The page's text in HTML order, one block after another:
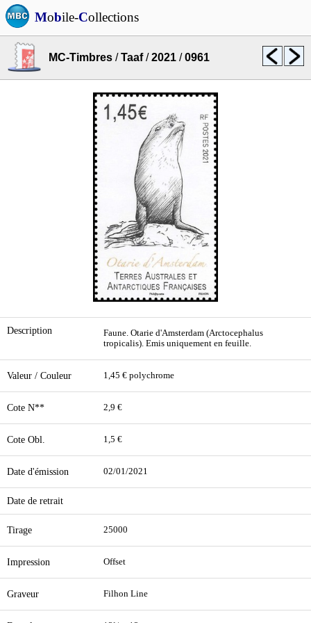
Mobile-Collections
MC-Timbres /Taaf/2021 /0961
Description
Faune. Otarie d'Amsterdam (Arctocephalus
tropicalis). Emis uniquement en feuille.
Valeur / Couleur 1,45 € polychrome
Cote N** 2,9 €
Cote Obl. 1,5 €
Date d'émission 02/01/2021
Date de retrait
Tirage 25000
Impression Offset
Graveur Filhon Line